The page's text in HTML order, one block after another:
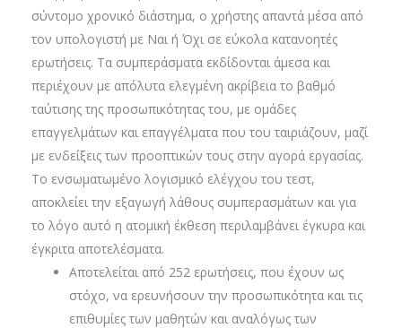
σύντομο χρονικό διάστημα, ο χρήστης απαντά μέσα από
τον υπολογιστή με Ναι ή Όχι σε εύκολα κατανοητές
ερωτήσεις. Τα συμπεράσματα εκδίδονται άμεσα και
περιέχουν με απόλυτα ελεγμένη ακρίβεια το βαθμό
ταύτισης της προσωπικότητας του, με ομάδες
επαγγελμάτων και επαγγέλματα που του ταιριάζουν, μαζί
με ενδείξεις των προοπτικών τους στην αγορά εργασίας.
Το ενσωματωμένο λογισμικό ελέγχου του τεστ,
αποκλείει την εξαγωγή λάθους συμπερασμάτων και για
το λόγο αυτό η ατομική έκθεση περιλαμβάνει έγκυρα και
έγκριτα αποτελέσματα.
Αποτελείται από 252 ερωτήσεις, που έχουν ως
στόχο, να ερευνήσουν την προσωπικότητα και τις
επιθυμίες των μαθητών και αναλόγως των